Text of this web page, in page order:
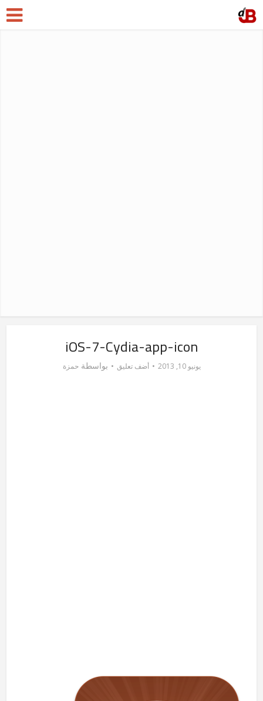
iOS-7-Cydia-app-icon
يونيو 10, 2013 أضف تعليق بواسطةحمزة